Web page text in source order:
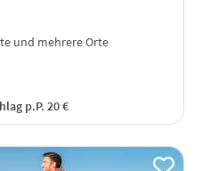
und mehrere Orte
p.P. 20 €